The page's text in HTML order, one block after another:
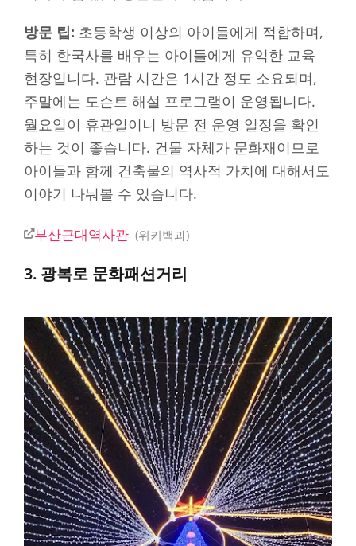
방문 팁: 초등학생 이상의 아이들에게 적합하며,
특히 한국사를 배우는 아이들에게 유익한 교육
현장입니다. 관람 시간은 1시간 정도 소요되며,
주말에는 도슨트 해설 프로그램이 운영됩니다.
월요일이 휴관일이니 방문 전 운영 일정을 확인
하는 것이 좋습니다. 건물 자체가 문화재이므로
아이들과 함께 건축물의 역사적 가치에 대해서도
이야기 나눠볼 수 있습니다.
부산근대역사관 위키백과
3. 광복로 문화패션거리